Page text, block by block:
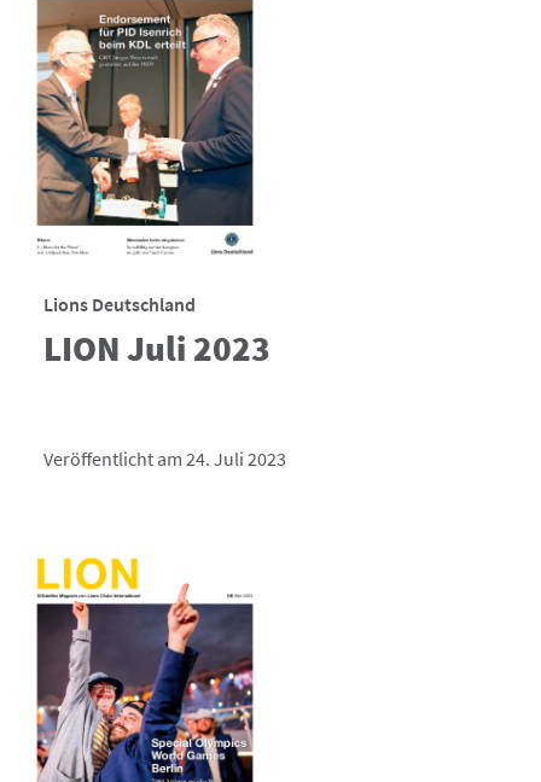
Lions Deutschland
LION Juli 2023
Veröffentlicht am 24. Juli 2023